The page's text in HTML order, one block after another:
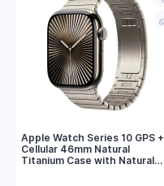
Apple Watch Series 10 GPS +
Cellular 46mm Natural
Titanium Case with Natural